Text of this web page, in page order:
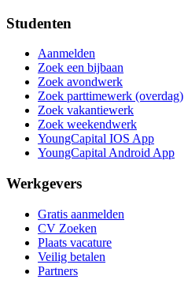
Studenten
Aanmelden
Zoek een bijbaan
Zoek avondwerk
Zoek parttimewerk (overdag)
Zoek vakantiewerk
Zoek weekendwerk
YoungCapital IOS App
YoungCapital Android App
Werkgevers
Gratis aanmelden
CV Zoeken
Plaats vacature
Veilig betalen
Partners